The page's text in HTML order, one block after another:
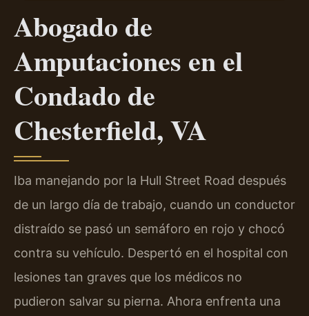
Abogado de
Amputaciones en el
Condado de
Chesterfield, VA
Iba manejando por la Hull Street Road después
de un largo día de trabajo, cuando un conductor
distraído se pasó un semáforo en rojo y chocó
contra su vehículo. Despertó en el hospital con
lesiones tan graves que los médicos no
pudieron salvar su pierna. Ahora enfrenta una